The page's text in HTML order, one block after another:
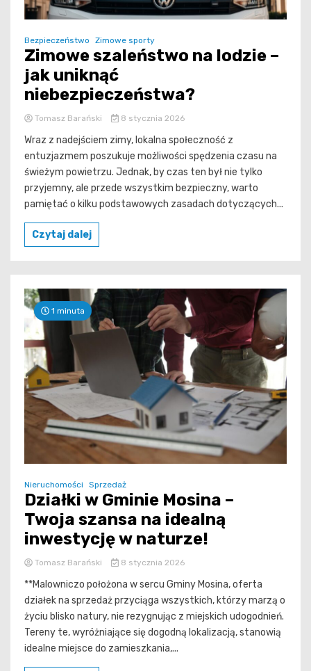
Bezpieczeństwo Zimowe sporty
Zimowe szaleństwo na lodzie –
jak uniknąć
niebezpieczeństwa?
Tomasz Barański 8 stycznia 2026
Wraz z nadejściem zimy, lokalna społeczność z
entuzjazmem poszukuje możliwości spędzenia czasu na
świeżym powietrzu. Jednak, by czas ten był nie tylko
przyjemny, ale przede wszystkim bezpieczny, warto
pamiętać o kilku podstawowych zasadach dotyczących...
Czytaj dalej
1 minuta
Nieruchomości Sprzedaż
Działki w Gminie Mosina –
Twoja szansa na idealną
inwestycję w naturze!
Tomasz Barański 8 stycznia 2026
**Malowniczo położona w sercu Gminy Mosina, oferta
działek na sprzedaż przyciąga wszystkich, którzy marzą o
życiu blisko natury, nie rezygnując z miejskich udogodnień.
Tereny te, wyróżniające się dogodną lokalizacją, stanowią
idealne miejsce do zamieszkania,...